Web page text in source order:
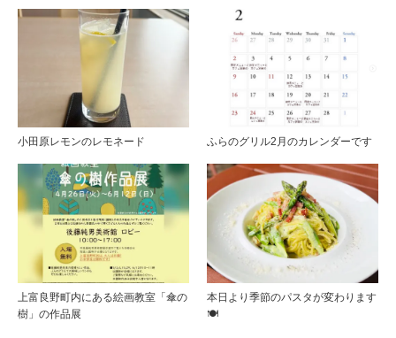
小田原レモンのレモネード ふらのグリル2月のカレンダーです
上富良野町内にある絵画教室「傘の
樹」の作品展
本日より季節のパスタが変わります
🍽